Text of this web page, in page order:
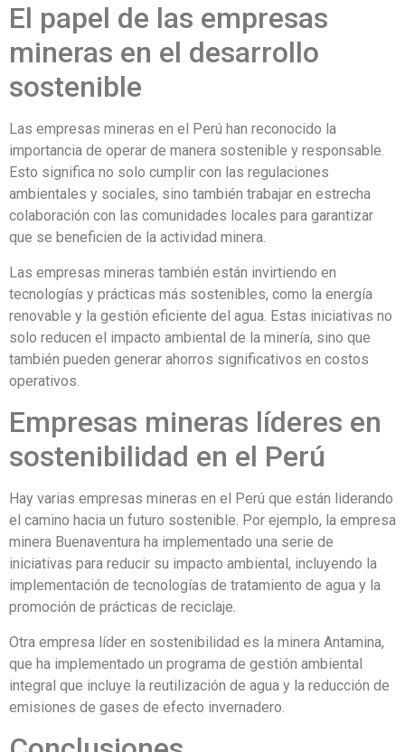
El papel de las empresas
mineras en el desarrollo
sostenible
Las empresas mineras en el Perú han reconocido la
importancia de operar de manera sostenible y responsable.
Esto significa no solo cumplir con las regulaciones
ambientales y sociales, sino también trabajar en estrecha
colaboración con las comunidades locales para garantizar
que se beneficien de la actividad minera.
Las empresas mineras también están invirtiendo en
tecnologías y prácticas más sostenibles, como la energía
renovable y la gestión eficiente del agua. Estas iniciativas no
solo reducen el impacto ambiental de la minería, sino que
también pueden generar ahorros significativos en costos
operativos.
Empresas mineras líderes en
sostenibilidad en el Perú
Hay varias empresas mineras en el Perú que están liderando
el camino hacia un futuro sostenible. Por ejemplo, la empresa
minera Buenaventura ha implementado una serie de
iniciativas para reducir su impacto ambiental, incluyendo la
implementación de tecnologías de tratamiento de agua y la
promoción de prácticas de reciclaje.
Otra empresa líder en sostenibilidad es la minera Antamina,
que ha implementado un programa de gestión ambiental
integral que incluye la reutilización de agua y la reducción de
emisiones de gases de efecto invernadero.